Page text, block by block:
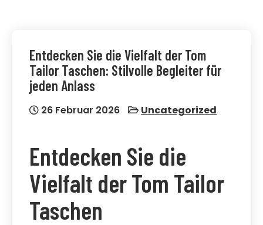
Entdecken Sie die Vielfalt der Tom
Tailor Taschen: Stilvolle Begleiter für
jeden Anlass
26 Februar 2026 Uncategorized
Entdecken Sie die
Vielfalt der Tom Tailor
Taschen